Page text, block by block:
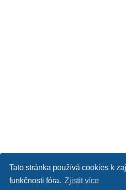
Tato stránka používá cookies k
funkčnosti fóra. Zjistit více
Web Obsah fóra